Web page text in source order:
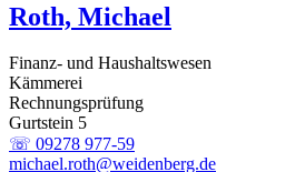
Roth, Michael
Finanz- und Haushaltswesen
Kämmerei
Rechnungsprüfung
Gurtstein 5
☏ 09278 977-59
michael.roth@weidenberg.de